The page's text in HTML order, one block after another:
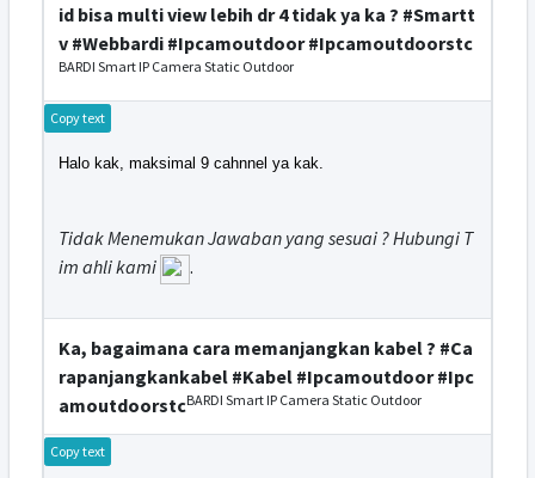
id bisa multi view lebih dr 4 tidak ya ka ? #Smartt
v #Webbardi #Ipcamoutdoor #Ipcamoutdoorstc
BARDI Smart IP Camera Static Outdoor
Copy text
Halo kak, maksimal 9 cahnnel ya kak.
Tidak Menemukan Jawaban yang sesuai ? Hubungi T
im ahli kami
.
Ka, bagaimana cara memanjangkan kabel ? #Ca
rapanjangkankabel #Kabel #Ipcamoutdoor #Ipc
amoutdoorstcBARDI Smart IP Camera Static Outdoor
Copy text